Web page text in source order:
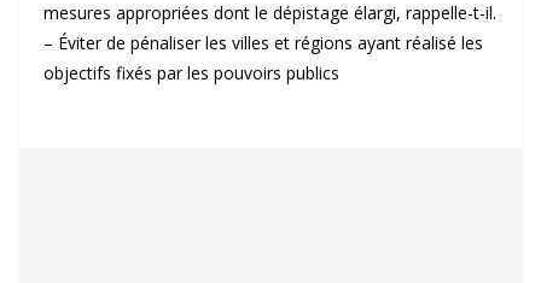
mesures appropriées dont le dépistage élargi, rappelle-t-il.
– Éviter de pénaliser les villes et régions ayant réalisé les
objectifs fixés par les pouvoirs publics